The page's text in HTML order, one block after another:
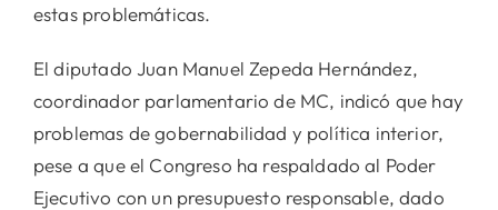
estas problemáticas.
El diputado Juan Manuel Zepeda Hernández,
coordinador parlamentario de MC, indicó que hay
problemas de gobernabilidad y política interior,
pese a que el Congreso ha respaldado al Poder
Ejecutivo con un presupuesto responsable, dado